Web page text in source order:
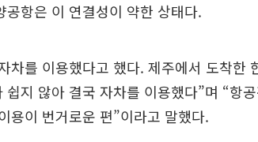
항은 이 연결성이 약한 상태다.
차를 이용했다고 했다. 제주에서 도착한
지 않아 결국 자차를 이용했다”며 “항
용이 번거로운 편”이라고 말했다.